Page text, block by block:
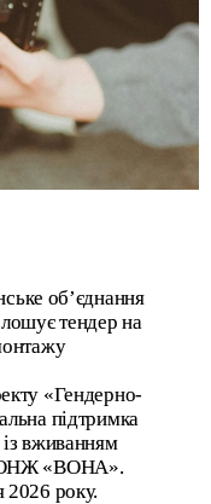
об’єднання
тендер на
«Гендерно-
підтримка
вживанням
«ВОНА».
2026 року.